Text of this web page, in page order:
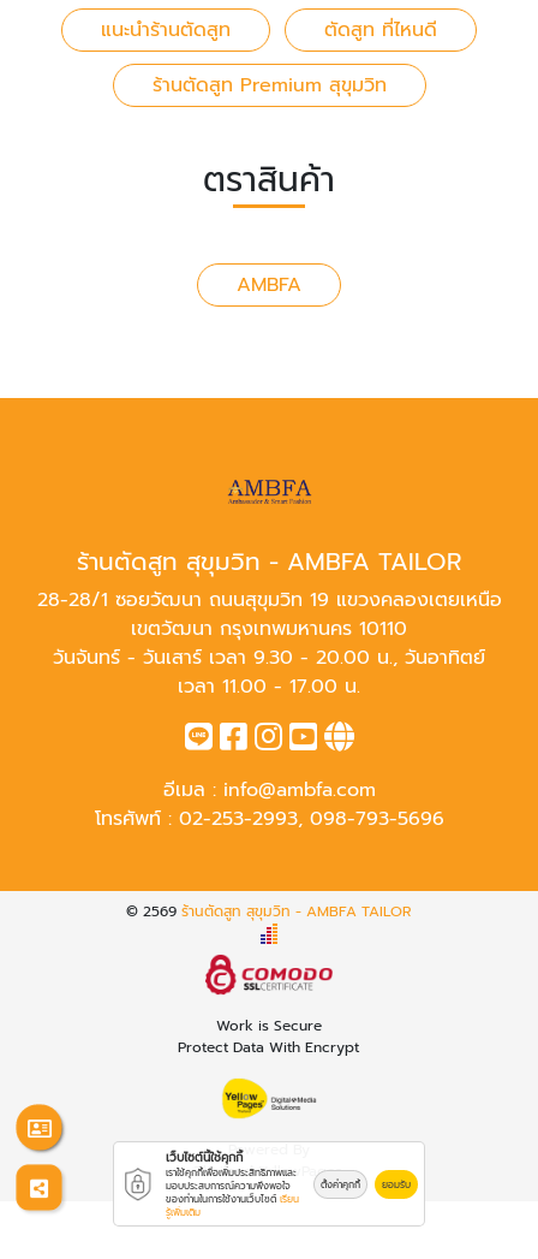
แนะนำร้านตัดสูท
ตัดสูท ที่ไหนดี
ร้านตัดสูท Premium สุขุมวิท
ตราสินค้า
AMBFA
ร้านตัดสูท สุขุมวิท - AMBFA TAILOR
28-28/1 ซอยวัฒนา ถนนสุขุมวิท 19 แขวงคลองเตยเหนือ
เขตวัฒนา กรุงเทพมหานคร 10110
วันจันทร์ - วันเสาร์ เวลา 9.30 - 20.00 น., วันอาทิตย์
เวลา 11.00 - 17.00 น.
อีเมล : info@ambfa.com
โทรศัพท์ : 02-253-2993, 098-793-5696
© 2569ร้านตัดสูท สุขุมวิท - AMBFA TAILOR
Work is Secure
Protect Data With Encrypt
Powered By
Thailand YellowPages
เว็บไซต์นี้ใช้คุกกี้
เราใช้คุกกี้เพื่อเพิ่มประสิทธิภาพและ
มอบประสบการณ์ความพึงพอใจ
ของท่านในการใช้งานเว็บไซต์ เรียน
รู้เพิ่มเติม
ตั้งค่าคุกกี้ ยอมรับ